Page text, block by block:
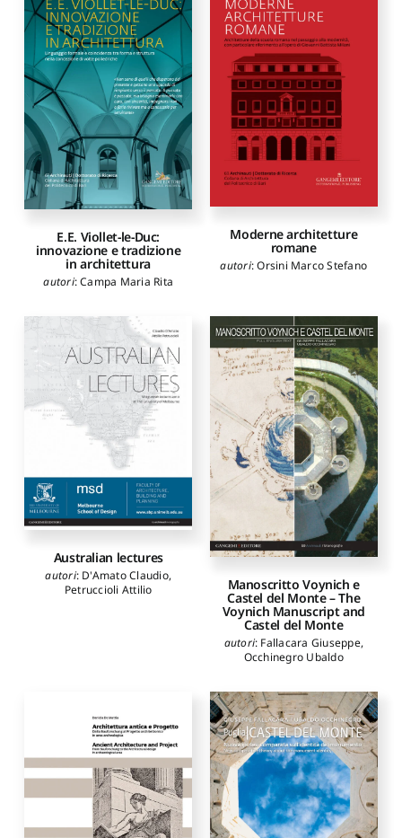
E.E. Viollet-le-Duc:
innovazione e tradizione
in architettura
autori:Campa Maria Rita
Moderne architetture
romane
autori:Orsini Marco Stefano
Australian lectures
autori: D'Amato Claudio,
Petruccioli Attilio
Manoscritto Voynich e
Castel del Monte – The
Voynich Manuscript and
Castel del Monte
autori: Fallacara Giuseppe,
Occhinegro Ubaldo